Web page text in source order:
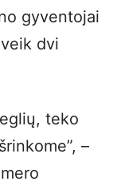
gyventojai
dvi
teko
–